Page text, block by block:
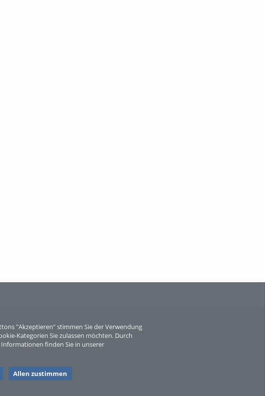
"Akzeptieren" stimmen Sie der Verwendung
Kategorien Sie zulassen möchten. Durch
Informationen finden Sie in unserer
Allen zustimmen
Sperber